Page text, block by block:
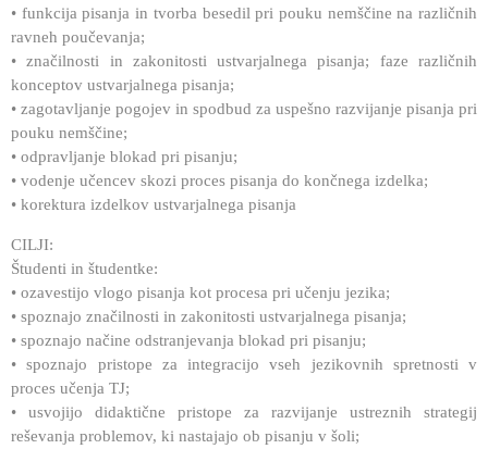
• funkcija pisanja in tvorba besedil pri pouku nemščine na različnih
ravneh poučevanja;
• značilnosti in zakonitosti ustvarjalnega pisanja; faze različnih
konceptov ustvarjalnega pisanja;
• zagotavljanje pogojev in spodbud za uspešno razvijanje pisanja pri
pouku nemščine;
• odpravljanje blokad pri pisanju;
• vodenje učencev skozi proces pisanja do končnega izdelka;
• korektura izdelkov ustvarjalnega pisanja
CILJI:
Študenti in študentke:
• ozavestijo vlogo pisanja kot procesa pri učenju jezika;
• spoznajo značilnosti in zakonitosti ustvarjalnega pisanja;
• spoznajo načine odstranjevanja blokad pri pisanju;
• spoznajo pristope za integracijo vseh jezikovnih spretnosti v
proces učenja TJ;
• usvojijo didaktične pristope za razvijanje ustreznih strategij
reševanja problemov, ki nastajajo ob pisanju v šoli;